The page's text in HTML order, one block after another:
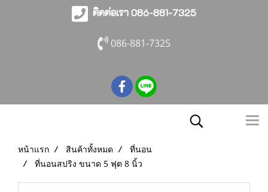
ติดต่อเรา 086-881-7325
086-881-7325
หน้าแรก สินค้าทั้งหมด
ที่นอน
ที่นอนสปริง ขนาด 5 ฟุต 8 นิ้ว